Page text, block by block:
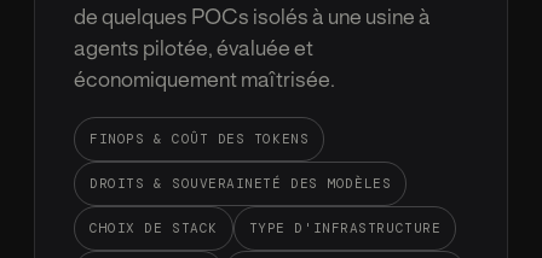
de quelques POCs isolésà une usineà
agents pilotée,évaluée et
économiquement maîtrisée.
FINOPS & COÛ T DES TOKENS
DROITS & SOUVERAINET É DES MOD È LES
CHOIX DE STACK TYPE D'INFRASTRUCTURE